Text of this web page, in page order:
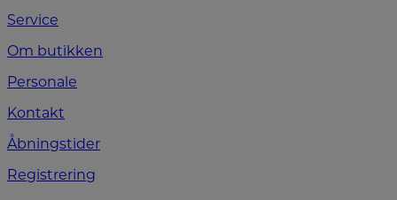
Service
Om butikken
Personale
Kontakt
Åbningstider
Registrering